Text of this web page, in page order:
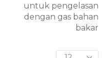
untuk pengelasan
dengan gas bahan
bakar